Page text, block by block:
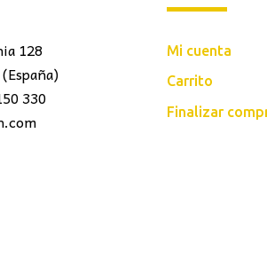
128
330
Mi cuenta
Carrito
Finalizar